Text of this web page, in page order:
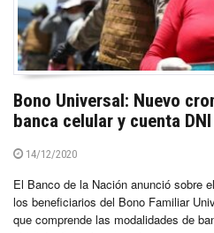
Bono Universal: Nuevo
banca celular y cuenta DNI
14/12/2020
El Banco de la Nación anunció sobre
los beneficiarios del Bono Familiar
que comprende las modalidades de